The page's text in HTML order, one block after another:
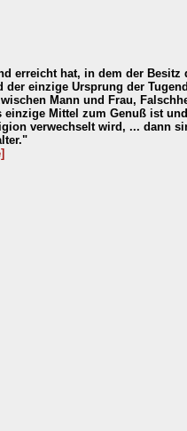
erreicht hat, in dem der Besitz
der einzige Ursprung der
Mann und Frau,
Mittel zum Genuß ist und
verwechselt wird, ... dann